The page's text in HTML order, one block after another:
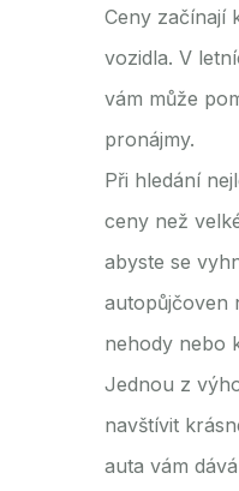
Ceny začínají
vozidla. V
vám může
pronájmy.
Při hledání
ceny než
abyste se
autopůjčoven
nehody nebo
Jednou z
navštívit
auta vám